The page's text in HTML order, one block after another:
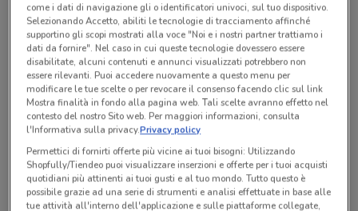
Tutte le promozioni di questo negozio
come i dati di navigazione gli o identificatori univoci, sul tuo dispositivo.
Selezionando Accetto, abiliti le tecnologie di tracciamento affinché
supportino gli scopi mostrati alla voce "Noi e i nostri partner trattiamo i
dati da fornire". Nel caso in cui queste tecnologie dovessero essere
disabilitate, alcuni contenuti e annunci visualizzati potrebbero non
essere rilevanti. Puoi accedere nuovamente a questo menu per
modificare le tue scelte o per revocare il consenso facendo clic sul link
Mostra finalità in fondo alla pagina web. Tali scelte avranno effetto nel
contesto del nostro Sito web. Per maggiori informazioni, consulta
l'Informativa sulla privacy.Privacy policy
Permettici di fornirti offerte più vicine ai tuoi bisogni: Utilizzando
Shopfully/Tiendeo puoi visualizzare inserzioni e offerte per i tuoi acquisti
quotidiani più attinenti ai tuoi gusti e al tuo mondo. Tutto questo è
possibile grazie ad una serie di strumenti e analisi effettuate in base alle
tue attività all'interno dell'applicazione e sulle piattaforme collegate,